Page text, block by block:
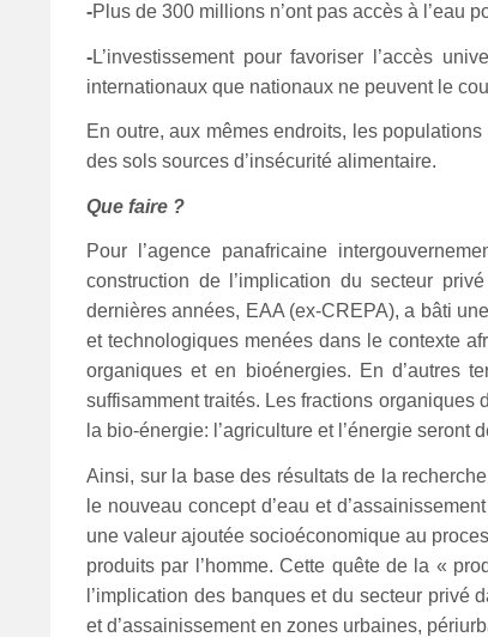
-P lus de 300 millions n’ont pas accès à l’eau
-L’investissement pour favoriser l’accès
internationaux que nationaux ne peuvent le
En outre, aux mêmes endroits, les
des sols sources d’insécurité alimentaire.
Que faire ?
Pour l’agence panafricaine
construction de l’implication du secteur
dernières années, EAA (ex-CREPA), a bâti
et technologiques menées dans le contexte
organiques et en bioénergies. En d’autres
suffisamment traités. Les fractions organiques
la bio-énergie: l’agriculture et l’énergie
Ainsi, sur la base des résultats de la
le nouveau concept d’eau et
une valeur ajoutée socioéconomique au
produits par l’homme. Cette quête de la «
l’implication des banques et du secteur privé
et d’assainissement en zones urbaines,